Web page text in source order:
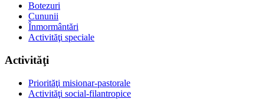
Botezuri
Cununii
Înmormântări
Activităţi speciale
Activităţi
Priorităţi misionar-pastorale
Activităţi social-filantropice